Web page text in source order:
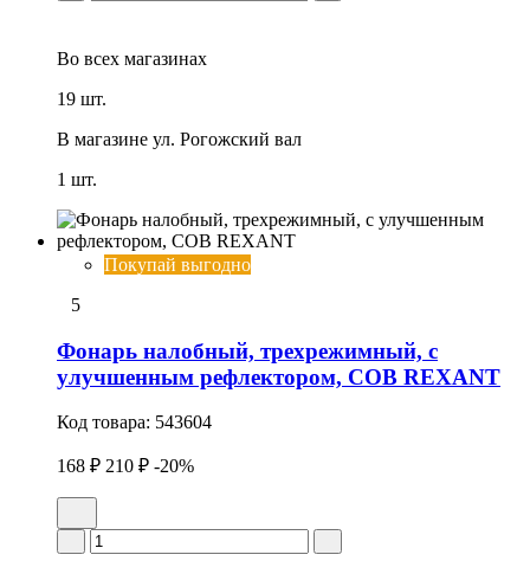
Во всех магазинах
19 шт.
В магазине ул. Рогожский вал
1 шт.
Покупай выгодно
5
Фонарь налобный, трехрежимный, с
улучшенным рефлектором, СОВ REXANT
Код товара: 543604
168 ₽ 210 ₽ -20%